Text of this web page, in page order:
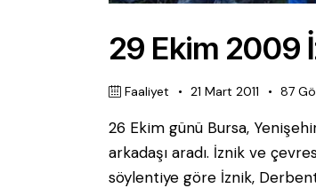
29 Ekim 2009
Faaliyet 21 Mart 2011 87
26 Ekim günü Bursa,
arkadaşı aradı. İznik ve
söylentiye göre İznik,